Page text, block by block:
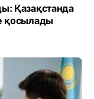
Қазақстанда
қосылады